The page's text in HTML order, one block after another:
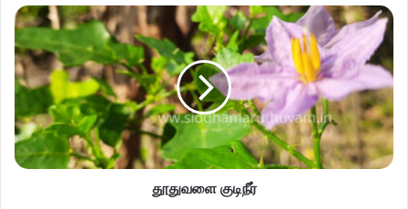
தூதுவளை குடிநீர்